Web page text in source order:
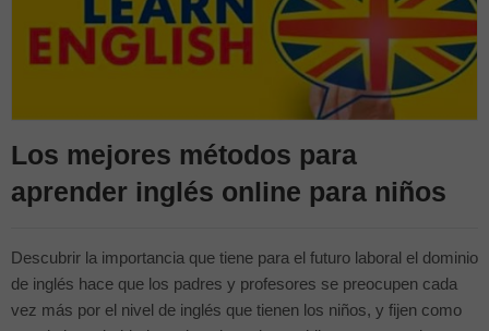
Los mejores métodos para
aprender inglés online para niños
Descubrir la importancia que tiene para el futuro laboral el dominio
de inglés hace que los padres y profesores se preocupen cada
vez más por el nivel de inglés que tienen los niños, y fijen como